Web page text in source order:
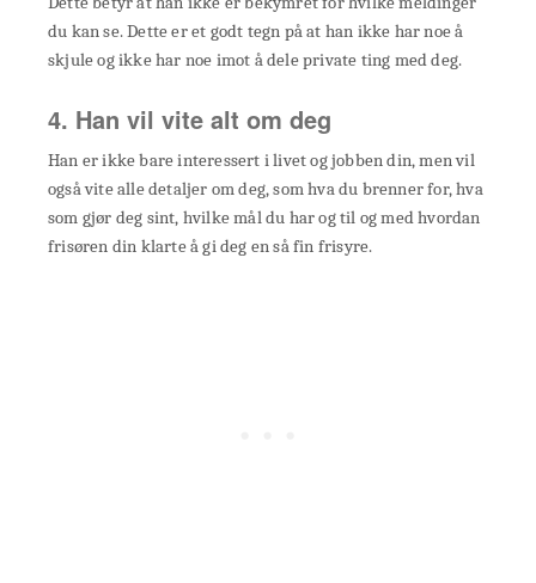
du kan se. Dette er et godt tegn på at han ikke har noe å
skjule og ikke har noe imot å dele private ting med deg.
4. Han vil vite alt om deg
Han er ikke bare interessert i livet og jobben din, men vil
også vite alle detaljer om deg, som hva du brenner for, hva
som gjør deg sint, hvilke mål du har og til og med hvordan
frisøren din klarte å gi deg en så fin frisyre.